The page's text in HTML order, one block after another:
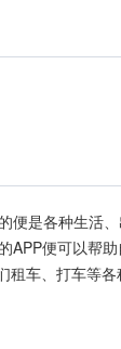
便是各种生活
便可以帮助
租车、打车等